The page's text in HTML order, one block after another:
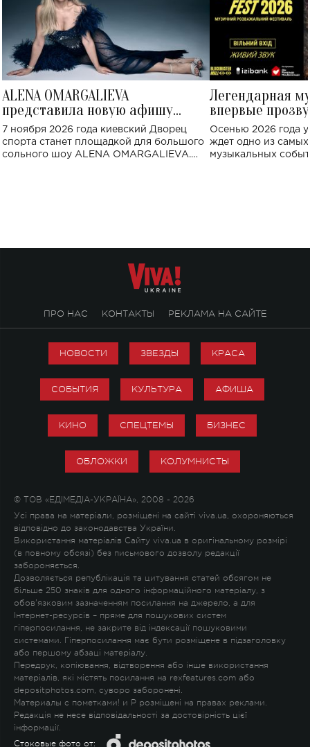
ALENA OMARGALIEVA
представила новую афишу
большого концерта во Дворце
спорта
7 ноября 2026 года киевский Дворец
спорта станет площадкой для большого
сольного шоу ALENA OMARGALIEVA.
Легендарная
впервые
Украине: где
Осенью 2026 года
ждет одно из
музыкальных
ПРО НАС КОНТАКТЫ РЕКЛАМА НА САЙТЕ
НОВОСТИ ЗВЕЗДЫ КРАСА
СОБЫТИЯ КУЛЬТУРА АФИША
КИНО СПЕЦТЕМЫ БИЗНЕС
ОБЛОЖКИ КОЛУМНИСТЫ
© ТОВ «ЕДІМЕДІА-УКРАЇНА», 2008 - 2026
Усі права на матеріали, розміщені на сайті viva.ua, охороняються
відповідно до законодавства України.
Використання матеріалів Сайту viva.ua в оригінальному розмірі
(в повному обсязі) без письмового дозволу редакції
забороняється.
Дозволяється републікація та цитування статей обсягом не
більше 250 знаків для одного інформаційного матеріалу, з
обов'язковим зазначенням посилання на джерело, а для
Інтернет-ресурсів – пряме для пошукових систем
гіперпосилання, не закрите від індексації пошуковими
системами. Гіперпосилання має бути розміщене в підзаголовку
або першому абзаці матеріалу.
Передрук, копіювання, відтворення або інше використання
матеріалів, які містять посилання на rexfeatures.com або
depositphotos.com, суворо заборонені.
Материалы с пометками! и P розміщені на правах реклами.
Редакція не несе відповідальності за достовірність цієї
інформації.
Стоковые фото от: